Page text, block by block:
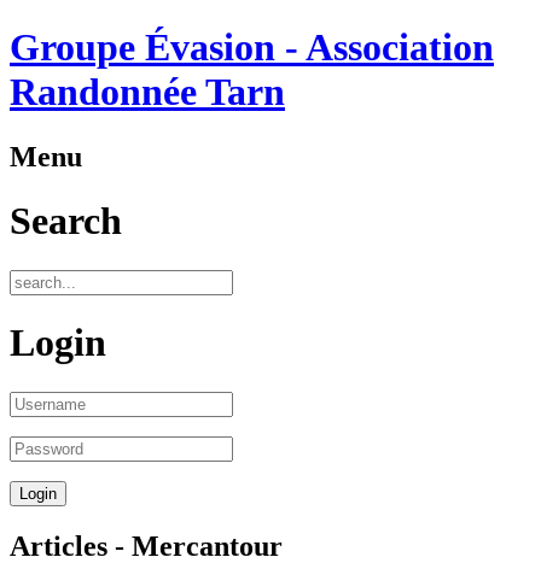
Groupe Évasion - Association
Randonnée Tarn
Menu
Search
Login
Articles - Mercantour